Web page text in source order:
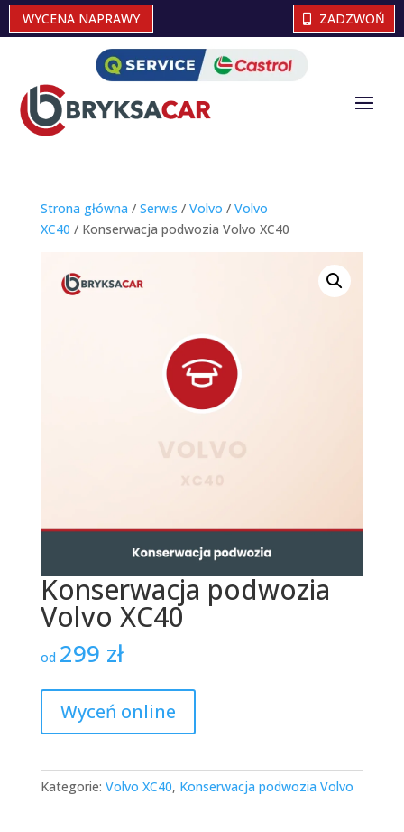
WYCENA NAPRAWY ZADZWOŃ
Strona główna / Serwis / Volvo / Volvo
XC40 / Konserwacja podwozia Volvo XC40
Konserwacja podwozia
Volvo XC40
od 299 zł
Wyceń online
Kategorie: Volvo XC40, Konserwacja podwozia Volvo